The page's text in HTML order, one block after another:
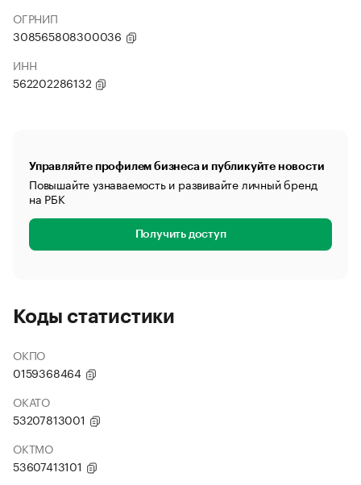
ОГРНИП
308565808300036
ИНН
562202286132
Управляйте профилем бизнеса и публикуйте новости
Повышайте узнаваемость и развивайте личный бренд
на РБК
Получить доступ
Коды статистики
ОКПО
0159368464
ОКАТО
53207813001
ОКТМО
53607413101